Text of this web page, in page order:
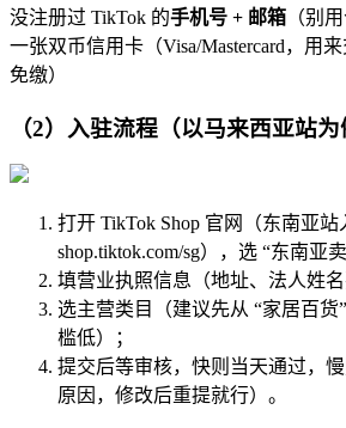
没注册过 TikTok 的手机号 + 邮箱 （别
一张双币信用卡（Visa/Mastercard，用
免缴）
（2）入驻流程（以马来西亚站为
打开 TikTok Shop 官网（东南亚站
shop.tiktok.com/sg），选 “东南亚
填营业执照信息（地址、法人姓名
选主营类目（建议先从 “家居百货
槛低）；
提交后等审核，快则当天通过，
原因，修改后重提就行）。